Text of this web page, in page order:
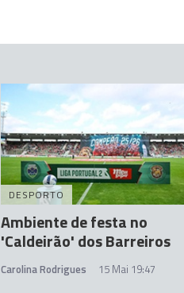
DESPORTO
Ambiente de festa no
'Caldeirão' dos Barreiros
Carolina Rodrigues 15 Mai 19:47